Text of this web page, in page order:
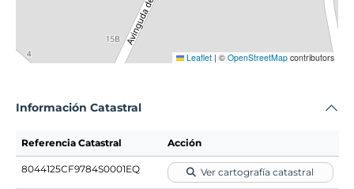
Leaflet | © OpenStreetMap contributors
Información Catastral
Referencia Catastral Acción
8044125CF9784S0001EQ Ver cartografía catastral